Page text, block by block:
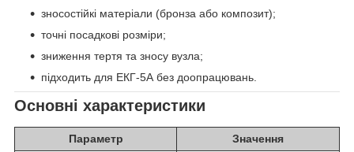
зносостійкі матеріали (бронза або композит);
точні посадкові розміри;
зниження тертя та зносу вузла;
підходить для ЕКГ-5А без доопрацювань.
Основні характеристики
Параметр
Значення